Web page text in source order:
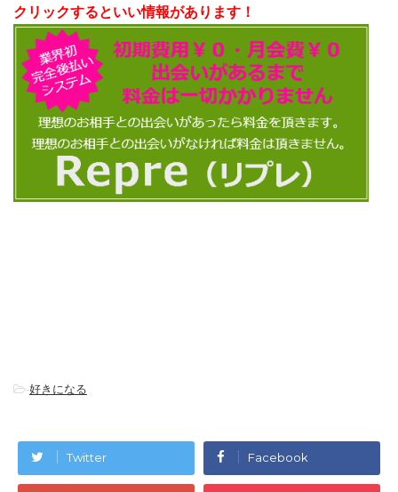
クリックするといい情報があります！
-好きになる
Twitter Facebook